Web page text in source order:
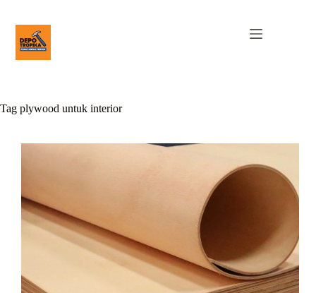
Tag plywood untuk interior